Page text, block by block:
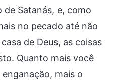
Satanás, e, como
no pecado até não
de Deus, as coisas
Quanto mais você
mais o